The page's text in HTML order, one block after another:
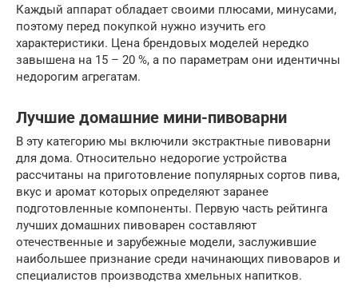
Каждый аппарат обладает своими плюсами, минусами,
поэтому перед покупкой нужно изучить его
характеристики. Цена брендовых моделей нередко
завышена на 15 – 20 %, а по параметрам они идентичны
недорогим агрегатам.
Лучшие домашние мини-пивоварни
В эту категорию мы включили экстрактные пивоварни
для дома. Относительно недорогие устройства
рассчитаны на приготовление популярных сортов пива,
вкус и аромат которых определяют заранее
подготовленные компоненты. Первую часть рейтинга
лучших домашних пивоварен составляют
отечественные и зарубежные модели, заслужившие
наибольшее признание среди начинающих пивоваров и
специалистов производства хмельных напитков.